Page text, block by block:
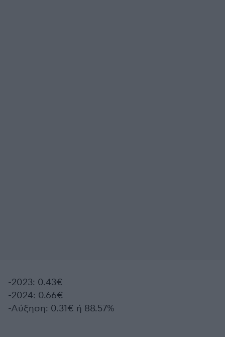
-2023: 0.43€
-2024: 0.66€
-Αύξηση: 0.31€ ή 88.57%